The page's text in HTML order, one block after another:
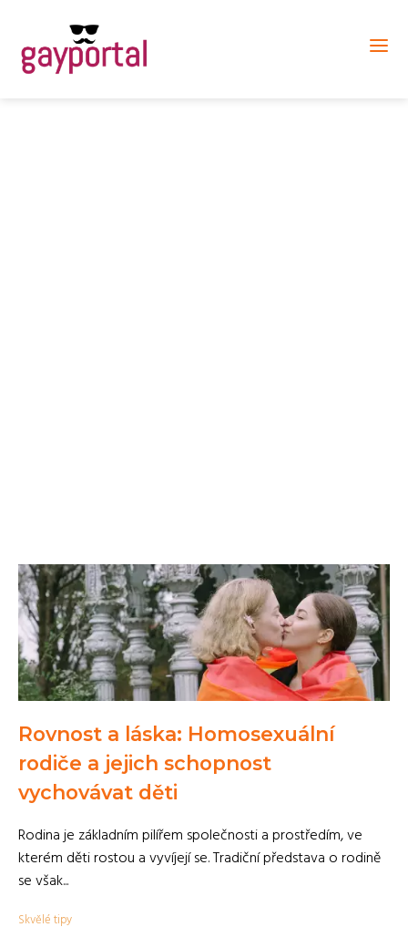
Rovnost a láska: Homosexuální
rodiče a jejich schopnost
vychovávat děti
Rodina je základním pilířem společnosti a prostředím, ve
kterém děti rostou a vyvíjejí se. Tradiční představa o rodině
se však...
Skvělé tipy